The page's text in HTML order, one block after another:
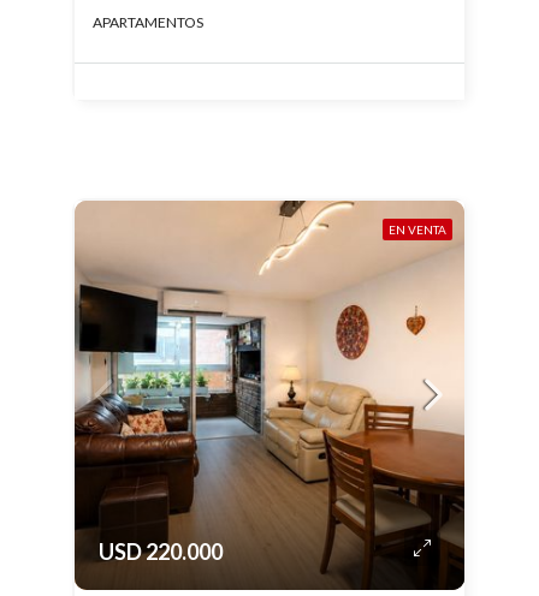
APARTAMENTOS
EN VENTA
USD 220.000